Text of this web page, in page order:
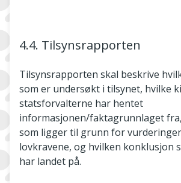
4.4. Tilsynsrapporten
Tilsynsrapporten skal beskrive
som er undersøkt i tilsynet, hvilke
statsforvalterne har hentet
informasjonen/faktagrunnlaget
som ligger til grunn for
lovkravene, og hvilken konklusjon
har landet på.